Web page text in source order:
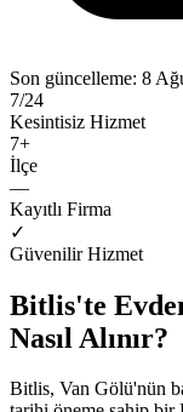
Son güncelleme: 8
7/24
Kesintisiz Hizmet
7+
İlçe
—
Kayıtlı Firma
✓
Güvenilir Hizmet
Bitlis'te
Nasıl Alınır?
Bitlis, Van Gölü'nün